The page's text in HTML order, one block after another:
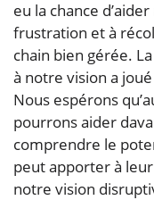
eu la chance
frustration et à
chain bien gérée.
à notre vision a
Nous espérons
pourrons aider
comprendre le
peut apporter à
notre vision